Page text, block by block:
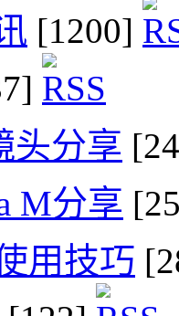
[1200]
头分享
M分享
用技巧